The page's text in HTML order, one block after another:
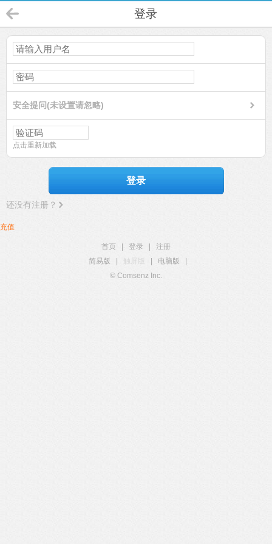
登录
安全提问(未设置请忽略)
点击重新加载
登录
还没有注册？
充值
首页 登录
注册
简易版
触屏版 电脑版
© Comsenz Inc.